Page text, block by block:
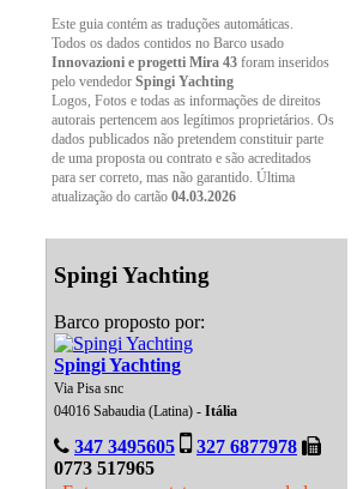
Este guia contém as traduções automáticas.
Todos os dados contidos no Barco usado
Innovazioni e progetti Mira 43 foram inseridos
pelo vendedor Spingi Yachting
Logos, Fotos e todas as informações de direitos
autorais pertencem aos legítimos proprietários. Os
dados publicados não pretendem constituir parte
de uma proposta ou contrato e são acreditados
para ser correto, mas não garantido. Última
atualização do cartão 04.03.2026
Spingi Yachting
Barco proposto por:
Spingi Yachting
Via Pisa snc
04016 Sabaudia (Latina) - Itália
347 3495605
327 6877978
0773 517965